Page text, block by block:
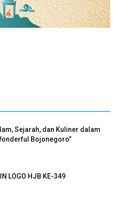
Sejarah, dan Kuliner dalam
Bojonegoro”
LOGO HJB KE-349